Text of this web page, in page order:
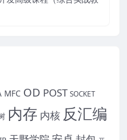
MFC OD POST SOCKET
内存 内核 反汇编